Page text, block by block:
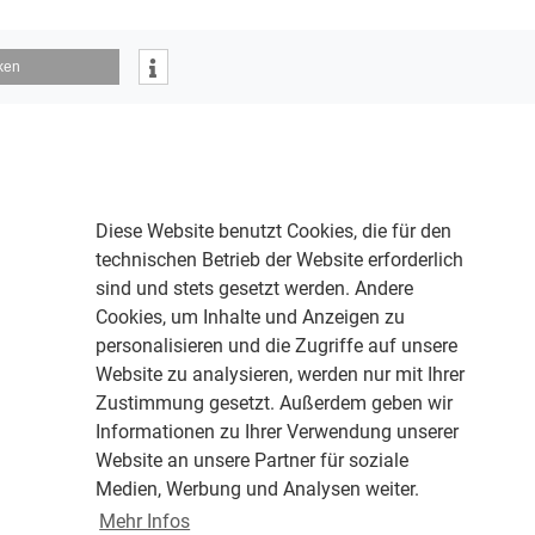
Diese Website benutzt Cookies, die für den
technischen Betrieb der Website erforderlich
sind und stets gesetzt werden. Andere
Cookies, um Inhalte und Anzeigen zu
personalisieren und die Zugriffe auf unsere
Website zu analysieren, werden nur mit Ihrer
Zustimmung gesetzt. Außerdem geben wir
Informationen zu Ihrer Verwendung unserer
Website an unsere Partner für soziale
Medien, Werbung und Analysen weiter.
Mehr Infos